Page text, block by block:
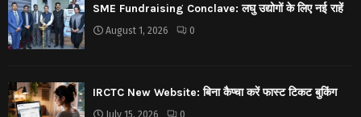
SME Fundraising Conclave: लघु उद्योगों के लिए नई राहें
August 1, 2026 0
IRCTC New Website: बिना कैप्चा करें फास्ट टिकट बुकिंग
July 15, 2026 0